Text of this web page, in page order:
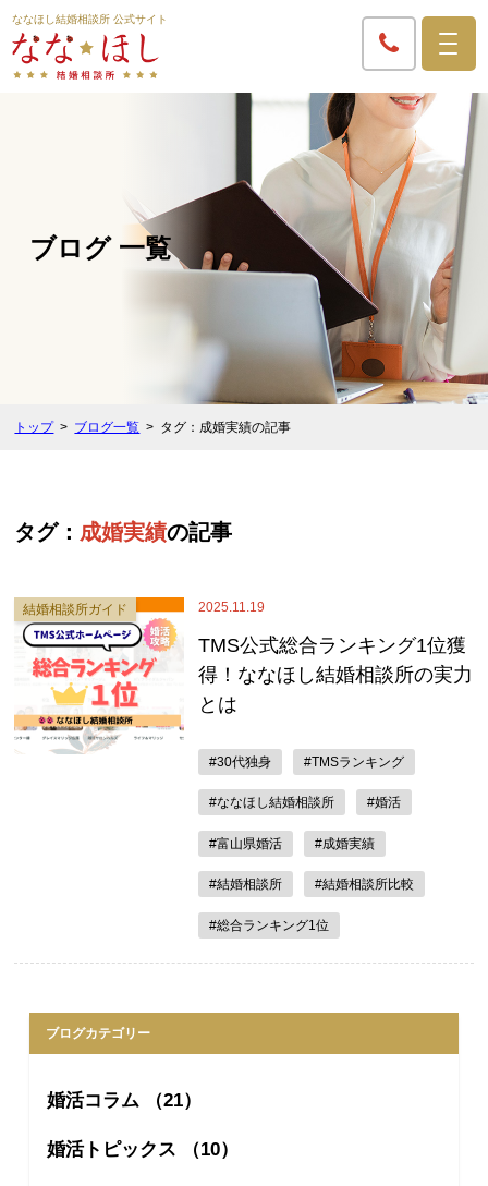
ななほし結婚相談所 公式サイト
ブログ 一覧
トップ ブログ一覧 タグ：成婚実績の記事
タグ： 成婚実績の記事
2025.11.19
結婚相談所ガイド
TMS公式総合ランキング1位獲
得！ななほし結婚相談所の実力
とは
#30代独身 #TMSランキング
#ななほし結婚相談所 #婚活
#富山県婚活 #成婚実績
#結婚相談所 #結婚相談所比較
#総合ランキング1位
ブログカテゴリー
婚活コラム （21）
婚活トピックス （10）